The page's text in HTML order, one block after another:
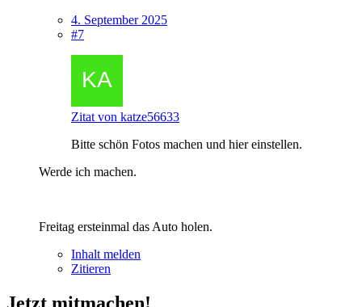
4. September 2025
#7
Zitat von katze56633
Bitte schön Fotos machen und hier einstellen.
Werde ich machen.
Freitag ersteinmal das Auto holen.
Inhalt melden
Zitieren
Jetzt mitmachen!